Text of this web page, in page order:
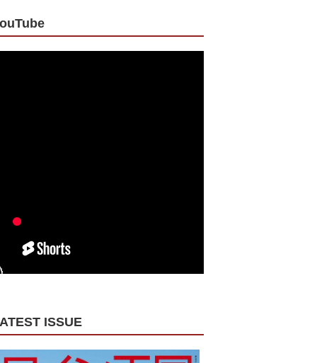
ISSUE